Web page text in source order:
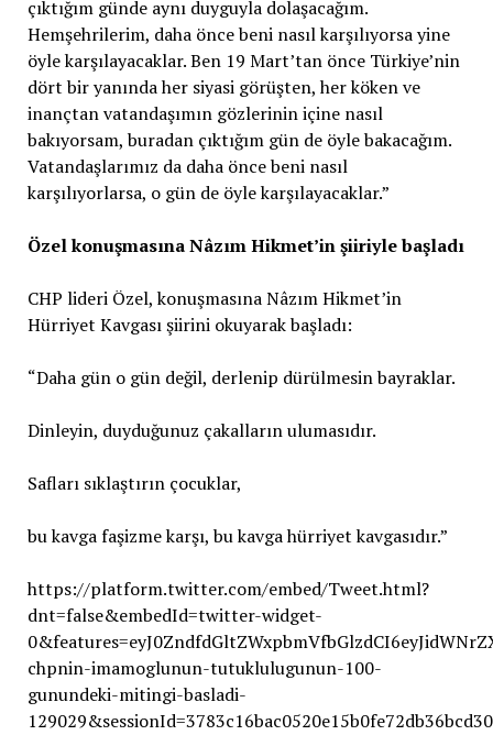
çıktığım günde aynı duyguyla dolaşacağım.
Hemşehrilerim, daha önce beni nasıl karşılıyorsa yine
öyle karşılayacaklar. Ben 19 Mart’tan önce Türkiye’nin
dört bir yanında her siyasi görüşten, her köken ve
inançtan vatandaşımın gözlerinin içine nasıl
bakıyorsam, buradan çıktığım gün de öyle bakacağım.
Vatandaşlarımız da daha önce beni nasıl
karşılıyorlarsa, o gün de öyle karşılayacaklar.”
Özel konuşmasına Nâzım Hikmet’in şiiriyle başladı
CHP lideri Özel, konuşmasına Nâzım Hikmet’in
Hürriyet Kavgası şiirini okuyarak başladı:
“Daha gün o gün değil, derlenip dürülmesin bayraklar.
Dinleyin, duyduğunuz çakalların ulumasıdır.
Safları sıklaştırın çocuklar,
bu kavga faşizme karşı, bu kavga hürriyet kavgasıdır.”
https://platform.twitter.com/embed/Tweet.html?
dnt=false&embedId=twitter-widget-
chpnin-imamoglunun-tutuklulugunun-100-
gunundeki-mitingi-basladi-